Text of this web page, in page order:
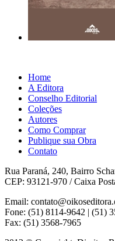
Home
A Editora
Conselho Editorial
Coleções
Autores
Como Comprar
Publique sua Obra
Contato
Rua Paraná, 240, Bairro
CEP: 93121-970 / Caixa
Email:
Fone: (51) 8114-9642 | (51)
Fax: (51) 3568-7965